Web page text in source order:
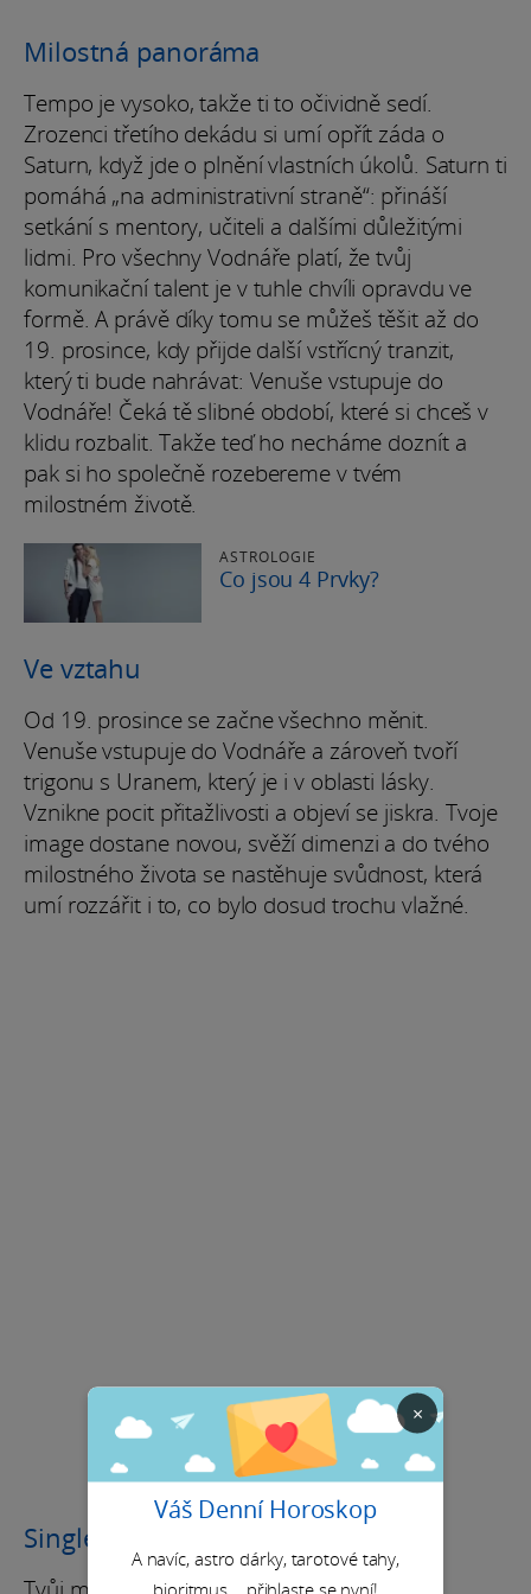
Milostná panoráma
Tempo je vysoko, takže ti to očividně sedí.
Zrozenci třetího dekádu si umí opřít záda o
Saturn, když jde o plnění vlastních úkolů. Saturn ti
pomáhá „na administrativní straně“: přináší
setkání s mentory, učiteli a dalšími důležitými
lidmi. Pro všechny Vodnáře platí, že tvůj
komunikační talent je v tuhle chvíli opravdu ve
formě. A právě díky tomu se můžeš těšit až do
19. prosince, kdy přijde další vstřícný tranzit,
který ti bude nahrávat: Venuše vstupuje do
Vodnáře! Čeká tě slibné období, které si chceš v
klidu rozbalit. Takže teď ho necháme doznít a
pak si ho společně rozebereme v tvém
milostném životě.
ASTROLOGIE
Co jsou 4 Prvky?
Ve vztahu
Od 19. prosince se začne všechno měnit.
Venuše vstupuje do Vodnáře a zároveň tvoří
trigonu s Uranem, který je i v oblasti lásky.
Vznikne pocit přitažlivosti a objeví se jiskra. Tvoje
image dostane novou, svěží dimenzi a do tvého
milostného života se nastěhuje svůdnost, která
umí rozzářit i to, co bylo dosud trochu vlažné.
Single
×
Váš Denní Horoskop
A navíc, astro dárky, tarotové tahy,
bioritmus... přihlaste se nyní!